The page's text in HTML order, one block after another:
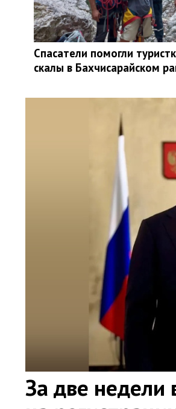
Спасатели помогли
скалы в Бахчисарайском
За две